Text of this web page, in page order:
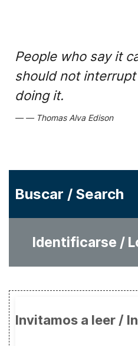
People who say it
should not
doing it.
Thomas Alva Edison
Buscar / Search
Identificarse /
Invitamos a leer /